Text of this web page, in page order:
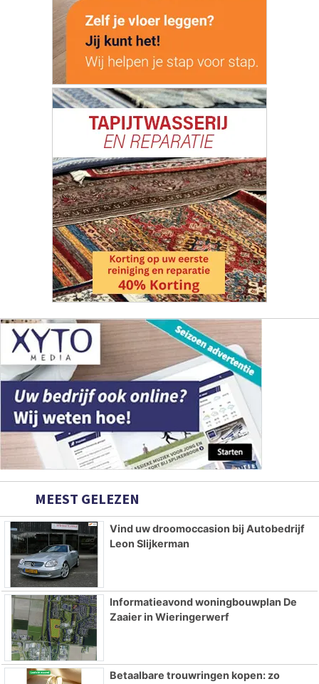
MEEST GELEZEN
Vind uw droomoccasion bij Autobedrijf
Leon Slijkerman
Informatieavond woningbouwplan De
Zaaier in Wieringerwerf
Betaalbare trouwringen kopen: zo